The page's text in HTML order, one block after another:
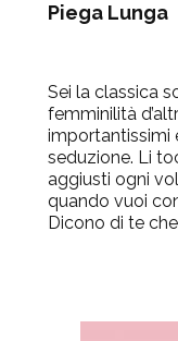
Piega Lunga
Sei la classica
femminilità
importantissimi
seduzione. Li
aggiusti ogni
quando vuoi
Dicono di te